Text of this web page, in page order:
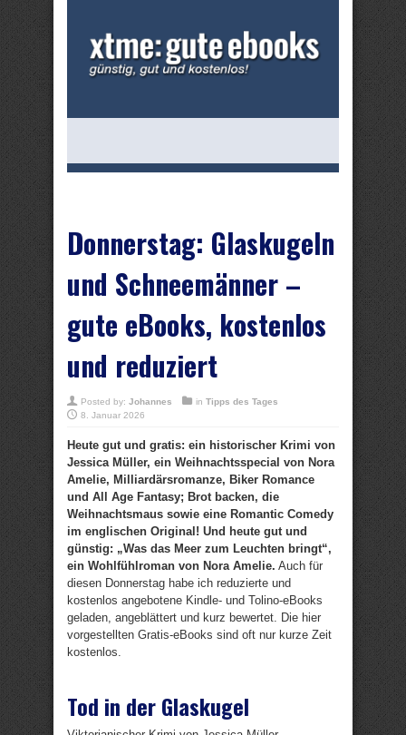
Donnerstag: Glaskugeln
und Schneemänner –
gute eBooks, kostenlos
und reduziert
Posted by: Johannes in Tipps des Tages
8. Januar 2026
Heute gut und gratis: ein historischer Krimi von
Jessica Müller, ein Weihnachtsspecial von Nora
Amelie, Milliardärsromanze, Biker Romance
und All Age Fantasy; Brot backen, die
Weihnachtsmaus sowie eine Romantic Comedy
im englischen Original! Und heute gut und
günstig: „Was das Meer zum Leuchten bringt“,
ein Wohlfühlroman von Nora Amelie. Auch für
diesen Donnerstag habe ich reduzierte und
kostenlos angebotene Kindle- und Tolino-eBooks
geladen, angeblättert und kurz bewertet. Die hier
vorgestellten Gratis-eBooks sind oft nur kurze Zeit
kostenlos.
Tod in der Glaskugel